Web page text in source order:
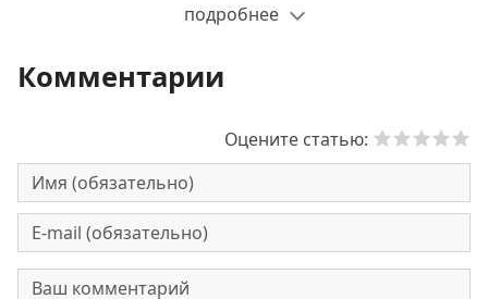
подробнее
Комментарии
Оцените статью: